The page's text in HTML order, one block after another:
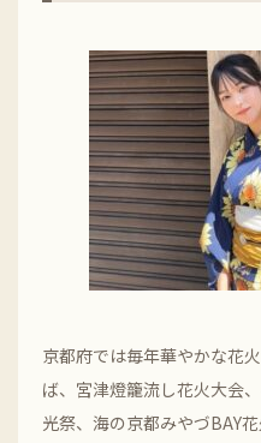
京都府では毎年華やかな花
ば、宮津燈籠流し花火大会
光祭、海の京都みやづBAY